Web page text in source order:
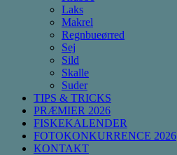
Laks
Makrel
Regnbueørred
Sej
Sild
Skalle
Suder
TIPS & TRICKS
PRÆMIER 2026
FISKEKALENDER
FOTOKONKURRENCE 2026
KONTAKT